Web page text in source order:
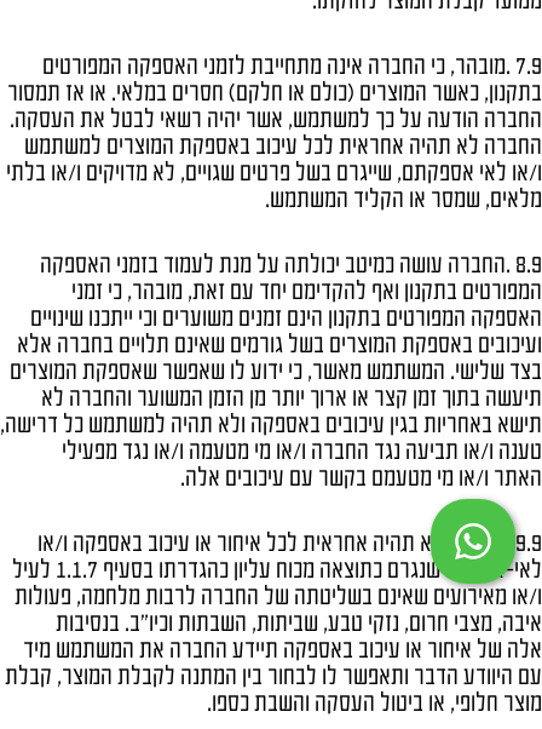
7.9 .מובהר, כי החברה אינה מתחייבת לזמני האספקה המפורטים
בתקנון, כאשר המוצרים (כולם או חלקם) חסרים במלאי. או אז תמסור
החברה הודעה על כך למשתמש, אשר יהיה רשאי לבטל את העסקה.
החברה לא תהיה אחראית לכל עיכוב באספקת המוצרים למשתמש
ו/או לאי אספקתם, שייגרם בשל פרטים שגויים, לא מדויקים ו/או בלתי
מלאים, שמסר או הקליד המשתמש.
8.9 .החברה עושה כמיטב יכולתה על מנת לעמוד בזמני האספקה
המפורטים בתקנון ואף להקדימם יחד עם זאת, מובהר, כי זמני
האספקה המפורטים בתקנון הינם זמנים משוערים וכי ייתכנו שינויים
ועיכובים באספקת המוצרים בשל גורמים שאינם תלויים בחברה אלא
בצד שלישי. המשתמש מאשר, כי ידוע לו שאפשר שאספקת המוצרים
תיעשה בתוך זמן קצר או ארוך יותר מן הזמן המשוער והחברה לא
תישא באחריות בגין עיכובים באספקה ולא תהיה למשתמש כל דרישה,
טענה ו/או תביעה נגד החברה ו/או מי מטעמה ו/או נגד מפעילי
האתר ו/או מי מטעמם בקשר עם עיכובים אלה.
9.9 .החברה לא תהיה אחראית לכל איחור או עיכוב באספקה ו/או
לאי-אספקה שנגרם כתוצאה מכוח עליון כהגדרתו בסעיף 1.1.7 לעיל
ו/או מאירועים שאינם בשליטתה של החברה לרבות מלחמה, פעולות
איבה, מצבי חרום, נזקי טבע, שביתות, השבתות וכיו"ב. בנסיבות
אלה של איחור או עיכוב באספקה תיידע החברה את המשתמש מיד
עם היוודע הדבר ותאפשר לו לבחור בין המתנה לקבלת המוצר, קבלת
מוצר חלופי, או ביטול העסקה והשבת כספו.